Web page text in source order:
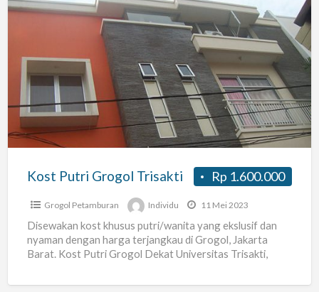
Grogol
Trisakti
Rp 1.600.000
Kost Putri Grogol Trisakti
Grogol Petamburan Individu 11 Mei 2023
Disewakan kost khusus putri/wanita yang ekslusif dan
nyaman dengan harga terjangkau di Grogol, Jakarta
Barat. Kost Putri Grogol Dekat Universitas Trisakti,